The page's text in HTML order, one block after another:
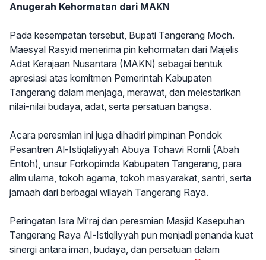
Anugerah Kehormatan dari MAKN
Pada kesempatan tersebut, Bupati Tangerang Moch.
Maesyal Rasyid menerima pin kehormatan dari Majelis
Adat Kerajaan Nusantara (MAKN) sebagai bentuk
apresiasi atas komitmen Pemerintah Kabupaten
Tangerang dalam menjaga, merawat, dan melestarikan
nilai-nilai budaya, adat, serta persatuan bangsa.
Acara peresmian ini juga dihadiri pimpinan Pondok
Pesantren Al-Istiqlaliyyah Abuya Tohawi Romli (Abah
Entoh), unsur Forkopimda Kabupaten Tangerang, para
alim ulama, tokoh agama, tokoh masyarakat, santri, serta
jamaah dari berbagai wilayah Tangerang Raya.
Peringatan Isra Mi’raj dan peresmian Masjid Kasepuhan
Tangerang Raya Al-Istiqliyyah pun menjadi penanda kuat
sinergi antara iman, budaya, dan persatuan dalam